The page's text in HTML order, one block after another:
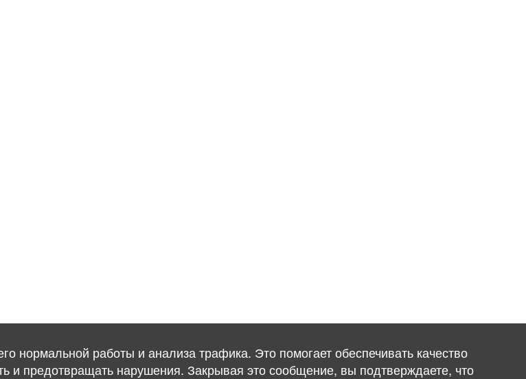
нормальной работы и анализа трафика. Это помогает обеспечивать качество
и предотвращать нарушения. Закрывая это сообщение, вы подтверждаете, что